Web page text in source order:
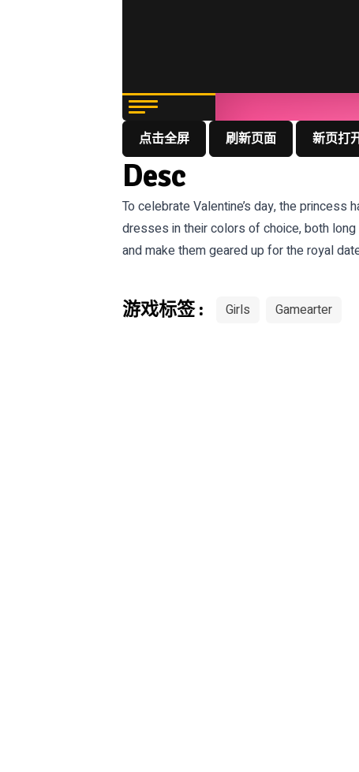
点击全屏 刷新页面 新页打
Desc
To celebrate Valentine’s day, the
dresses in their colors of choice, both
and make them geared up for the royal
游戏标签 : Girls Gamearter